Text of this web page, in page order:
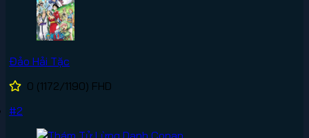
Đảo Hải Tặc
0 (1172/1190) FHD
#2